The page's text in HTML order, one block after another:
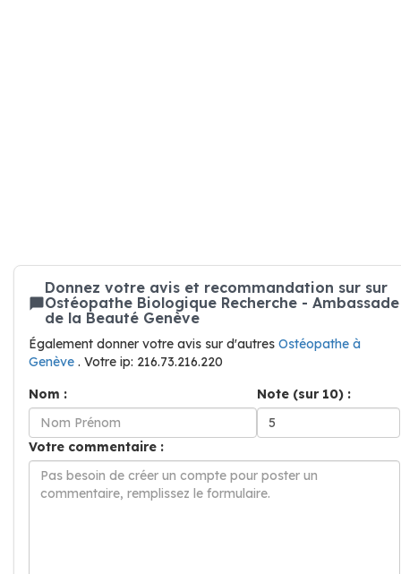
Donnez votre avis et recommandation sur sur
Ostéopathe Biologique Recherche - Ambassade
de la Beauté Genève
Également donner votre avis sur d'autres Ostéopathe à
Genève . Votre ip: 216.73.216.220
Nom :
Note (sur 10) :
Votre commentaire :